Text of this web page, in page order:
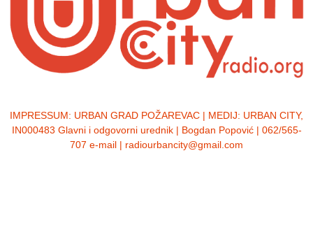
IMPRESSUM: URBAN GRAD POŽAREVAC | MEDIJ: URBAN CITY,
IN000483 Glavni i odgovorni urednik | Bogdan Popović | 062/565-
707 e-mail | radiourbancity@gmail.com